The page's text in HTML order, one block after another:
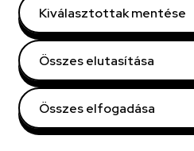
Adatvédelem
Adatvédelem
Régi oldal
Kiválasztottak mentése
Összes elutasítása
Összes elfogadása